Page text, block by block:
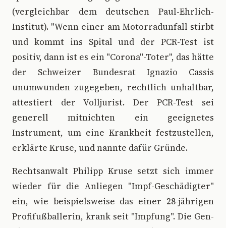
(vergleichbar dem deutschen Paul-Ehrlich-
Institut). "Wenn einer am Motorradunfall stirbt
und kommt ins Spital und der PCR-Test ist
positiv, dann ist es ein "Corona"-Toter", das hätte
der Schweizer Bundesrat Ignazio Cassis
unumwunden zugegeben, rechtlich unhaltbar,
attestiert der Volljurist. Der PCR-Test sei
generell mitnichten ein geeignetes
Instrument, um eine Krankheit festzustellen,
erklärte Kruse, und nannte dafür Gründe.
Rechtsanwalt Philipp Kruse setzt sich immer
wieder für die Anliegen "Impf-Geschädigter"
ein, wie beispielsweise das einer 28-jährigen
Profifußballerin, krank seit "Impfung". Die Gen-